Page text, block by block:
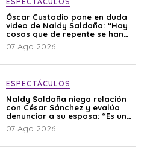
Óscar Custodio pone en duda
video de Naldy Saldaña: “Hay
cosas que de repente se han
editado”
07 Ago 2026
ESPECTÁCULOS
Naldy Saldaña niega relación
con César Sánchez y evalúa
denunciar a su esposa: “Es una
difamación”
07 Ago 2026